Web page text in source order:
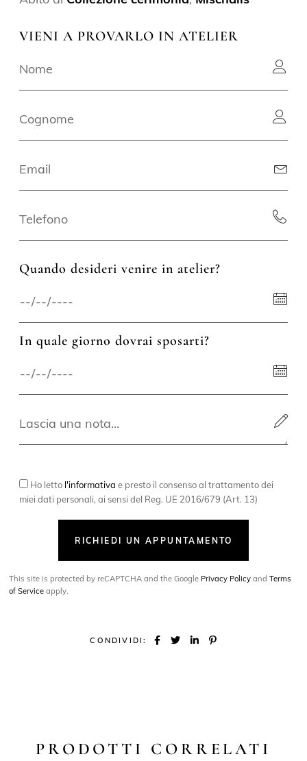
VIENI A PROVARLO IN ATELIER
Quando desideri venire in atelier?
In quale giorno dovrai sposarti?
Ho letto l'informativa e presto il consenso al trattamento dei
miei dati personali, ai sensi del Reg. UE 2016/679 (Art. 13)
RICHIEDI UN APPUNTAMENTO
This site is protected by reCAPTCHA and the Google Privacy Policy andTerms
of Service apply.
CONDIVIDI:
PRODOTTI CORRELATI